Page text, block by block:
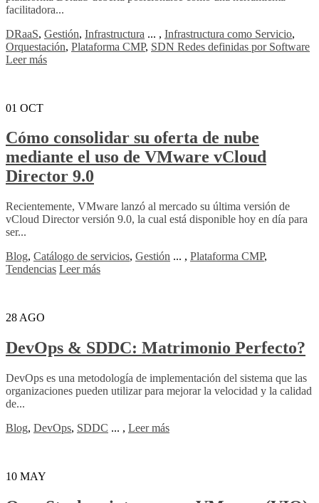
facilitadora...
DRaaS, Gestión, Infrastructura ... , Infrastructura como Servicio,
Orquestación, Plataforma CMP, SDN Redes definidas por Software
Leer más
01 OCT
Cómo consolidar su oferta de nube
mediante el uso de VMware vCloud
Director 9.0
Recientemente, VMware lanzó al mercado su última versión de
vCloud Director versión 9.0, la cual está disponible hoy en día para
ser...
Blog, Catálogo de servicios, Gestión ... , Plataforma CMP,
Tendencias Leer más
28 AGO
DevOps & SDDC: Matrimonio Perfecto?
DevOps es una metodología de implementación del sistema que las
organizaciones pueden utilizar para mejorar la velocidad y la calidad
de...
Blog, DevOps, SDDC ... , Leer más
10 MAY